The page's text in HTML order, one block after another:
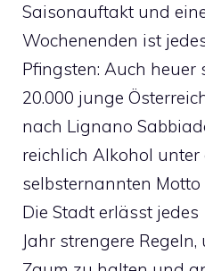
Saisonauftakt und
Wochenenden ist
Pfingsten: Auch heuer
20.000 junge
nach Lignano
reichlich Alkohol unter
selbsternannten Motto
Die Stadt erlässt jedes
Jahr strengere